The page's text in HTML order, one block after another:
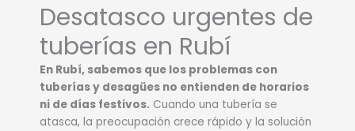
Desatasco urgentes de
tuberías en Rubí
En Rubí, sabemos que los problemas con
tuberías y desagües no entienden de horarios
ni de días festivos. Cuando una tubería se
atasca, la preocupación crece rápido y la solución